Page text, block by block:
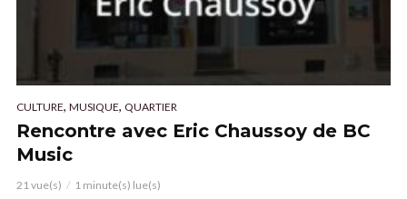
CULTURE, MUSIQUE, QUARTIER
Rencontre avec Eric Chaussoy de BC
Music
21 vue(s) 1 minute(s) lue(s)